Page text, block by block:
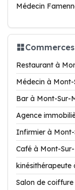
Médecin
Restaurant à
Médecin à
Bar à Mont-Sur-
Agence
Infirmier à
Café à Mont-
kinésithérapeute
Salon de